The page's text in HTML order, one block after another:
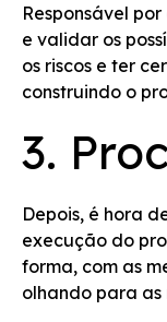
Responsável
e validar os
os riscos e ter
construindo o
3.
Depois, é hora
execução do
forma, com as
olhando para as